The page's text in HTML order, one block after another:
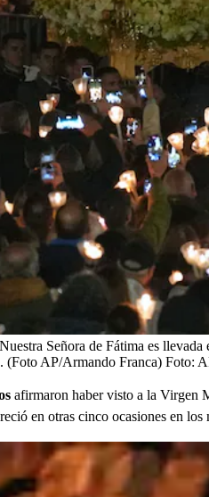
Señora de Fátima es
(Foto AP/Armando Franca) Foto:
afirmaron haber visto a la Virgen
en otras cinco ocasiones en